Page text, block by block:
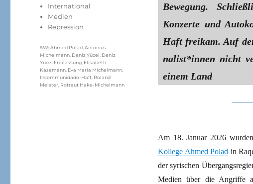
Bewegung.
Konzerte und
Haft freikam. Auf
na­lis­t*in­nen nicht
einem Land
Am 18. Januar 2026
Kollege Ahmed Polad in
der syrischen
Medien über die Angriffe
International
Medien
Repression
Schlagwörter
SW:Ahmed Polad ,Antonius
Michelmann Deniz Yücel Deniz
Yücel Freilassung Elisabeth
Käsemann Eva Maria Michelmann
Incommunidado-Haft Roland
Meister Rotraut Hake-Michelmann